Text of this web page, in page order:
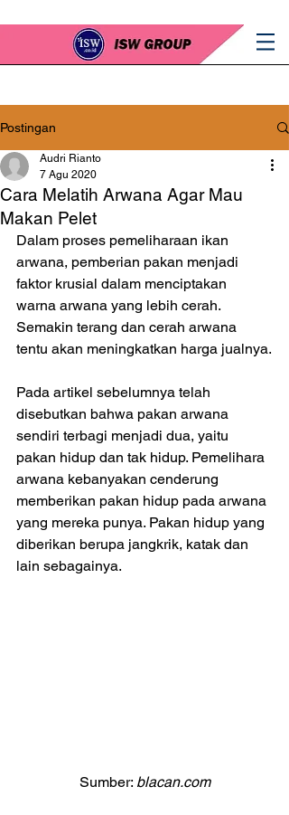
Postingan
Cara Melatih Arwana Agar Mau
Makan Pelet
Audri Rianto
7 Agu 2020
Dalam proses pemeliharaan ikan
arwana, pemberian pakan menjadi
faktor krusial dalam menciptakan
warna arwana yang lebih cerah.
Semakin terang dan cerah arwana
tentu akan meningkatkan harga jualnya.
Pada artikel sebelumnya telah
disebutkan bahwa pakan arwana
sendiri terbagi menjadi dua, yaitu
pakan hidup dan tak hidup. Pemelihara
arwana kebanyakan cenderung
memberikan pakan hidup pada arwana
yang mereka punya. Pakan hidup yang
diberikan berupa jangkrik, katak dan
lain sebagainya.
Sumber: blacan.com